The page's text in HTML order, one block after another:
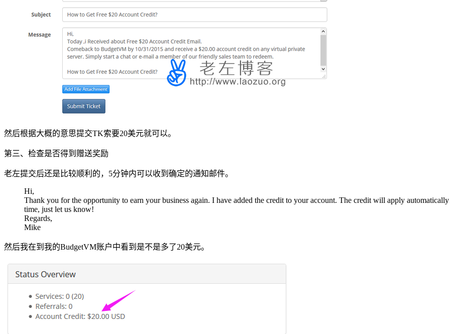
然后根据大概的意思提交TK索要20美元就可以。
第三、检查是否得到赠送奖励
老左提交后还是比较顺利的，5分钟内可以收到确定的通知邮件。
Hi,
Thank you for the opportunity to earn your business again. I have added the credit to your account. The credit will apply
time, just let us know!
Regards,
Mike
然后我在到我的BudgetVM账户中看到是不是多了20美元。